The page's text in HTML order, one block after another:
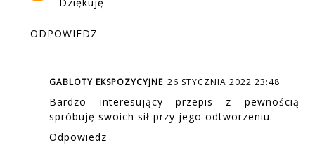
ODPOWIEDZ
GABLOTY EKSPOZYCYJNE 26 STYCZNIA 2022 23:48
Bardzo interesujący przepis z pewnością
spróbuję swoich sił przy jego odtworzeniu.
Odpowiedz